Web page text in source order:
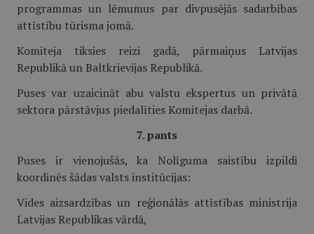
programmas un lēmumus par divpusējās sadarbības
attīstību tūrisma jomā.
Komiteja tiksies reizi gadā, pārmaiņus Latvijas
Republikā un Baltkrievijas Republikā.
Puses var uzaicināt abu valstu ekspertus un privātā
sektora pārstāvjus piedalīties Komitejas darbā.
7. pants
Puses ir vienojušās, ka Nolīguma saistību izpildi
koordinēs šādas valsts institūcijas:
Vides aizsardzības un reģionālās attīstības ministrija
Latvijas Republikas vārdā,